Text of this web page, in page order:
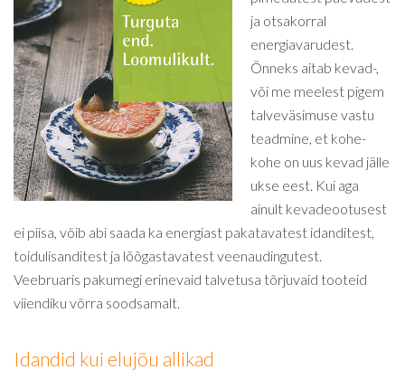
ja otsakorral
energiavarudest.
Õnneks aitab kevad-,
või me meelest pigem
talveväsimuse vastu
teadmine, et kohe-
kohe on uus kevad jälle
ukse eest. Kui aga
ainult kevadeootusest
ei piisa, võib abi saada ka energiast pakatavatest idanditest,
toidulisanditest ja lõõgastavatest veenaudingutest.
Veebruaris pakumegi erinevaid talvetusa tõrjuvaid tooteid
viiendiku võrra soodsamalt.
Idandid kui elujõu allikad